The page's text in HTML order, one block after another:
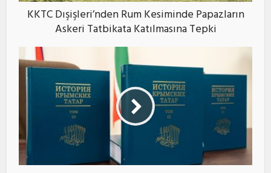
KKTC Dışişleri’nden Rum Kesiminde Papazların
Askeri Tatbikata Katılmasına Tepki